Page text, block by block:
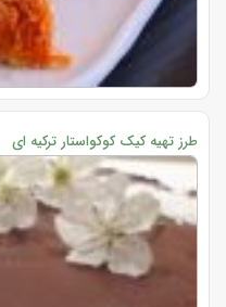
طرز تهیه کیک کوکواستار ترکیه ای